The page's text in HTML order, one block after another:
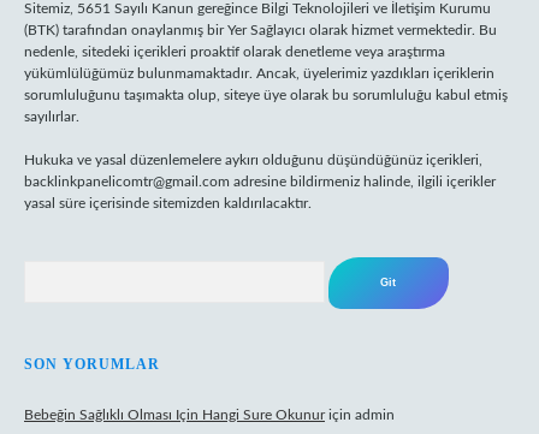
Sitemiz, 5651 Sayılı Kanun gereğince Bilgi Teknolojileri ve İletişim Kurumu
(BTK) tarafından onaylanmış bir Yer Sağlayıcı olarak hizmet vermektedir. Bu
nedenle, sitedeki içerikleri proaktif olarak denetleme veya araştırma
yükümlülüğümüz bulunmamaktadır. Ancak, üyelerimiz yazdıkları içeriklerin
sorumluluğunu taşımakta olup, siteye üye olarak bu sorumluluğu kabul etmiş
sayılırlar.
Hukuka ve yasal düzenlemelere aykırı olduğunu düşündüğünüz içerikleri,
backlinkpanelicomtr@gmail.com adresine bildirmeniz halinde, ilgili içerikler
yasal süre içerisinde sitemizden kaldırılacaktır.
SON YORUMLAR
Bebeğin Sağlıklı Olması Için Hangi Sure Okunuriçin admin